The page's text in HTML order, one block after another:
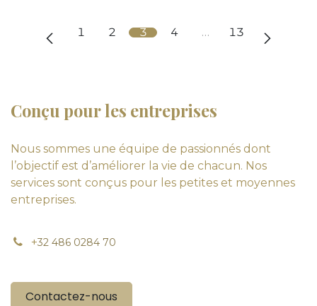
1 2 3 4 … 13
Conçu pour les entreprises
Nous sommes une équipe de passionnés dont
l’objectif est d’améliorer la vie de chacun. Nos
services sont conçus pour les petites et moyennes
entreprises.
+32 486 0284 70
Contactez-nous